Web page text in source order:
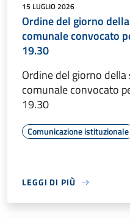
15 LUGLIO 2026
Ordine del giorno
comunale convocato
19.30
Ordine del giorno
comunale convocato
19.30
Comunicazione istituzionale
LEGGI DI PIÙ